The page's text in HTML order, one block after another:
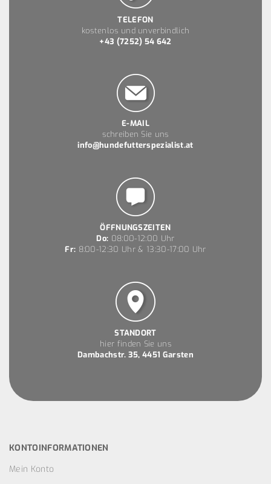
TELEFON
kostenlos und unverbindlich
+43 (7252) 54 642
E-MAIL
schreiben Sie uns
info@hundefutterspezialist.at
ÖFFNUNGSZEITEN
Do: 08:00-12:00 Uhr
Fr: 8:00-12:30 Uhr & 13:30-17:00 Uhr
STANDORT
hier finden Sie uns
Dambachstr. 35, 4451 Garsten
KONTOINFORMATIONEN
Mein Konto